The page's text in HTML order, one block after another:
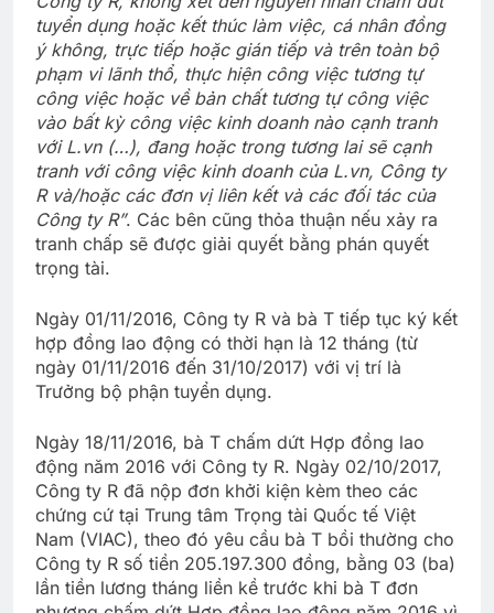
tuyển dụng hoặc kết thúc làm việc, cá nhân đồng
ý không, trực tiếp hoặc gián tiếp và trên toàn bộ
phạm vi lãnh thổ, thực hiện công việc tương tự
công việc hoặc về bản chất tương tự công việc
vào bất kỳ công việc kinh doanh nào cạnh tranh
với L.vn (…), đang hoặc trong tương lai sẽ cạnh
tranh với công việc kinh doanh của L.vn, Công ty
R và/hoặc các đơn vị liên kết và các đối tác của
Công ty R”. Các bên cũng thỏa thuận nếu xảy ra
tranh chấp sẽ được giải quyết bằng phán quyết
trọng tài.
Ngày 01/11/2016, Công ty R và bà T tiếp tục ký kết
hợp đồng lao động có thời hạn là 12 tháng (từ
ngày 01/11/2016 đến 31/10/2017) với vị trí là
Trưởng bộ phận tuyển dụng.
Ngày 18/11/2016, bà T chấm dứt Hợp đồng lao
động năm 2016 với Công ty R. Ngày 02/10/2017,
Công ty R đã nộp đơn khởi kiện kèm theo các
chứng cứ tại Trung tâm Trọng tài Quốc tế Việt
Nam (VIAC), theo đó yêu cầu bà T bồi thường cho
Công ty R số tiền 205.197.300 đồng, bằng 03 (ba)
lần tiền lương tháng liền kề trước khi bà T đơn